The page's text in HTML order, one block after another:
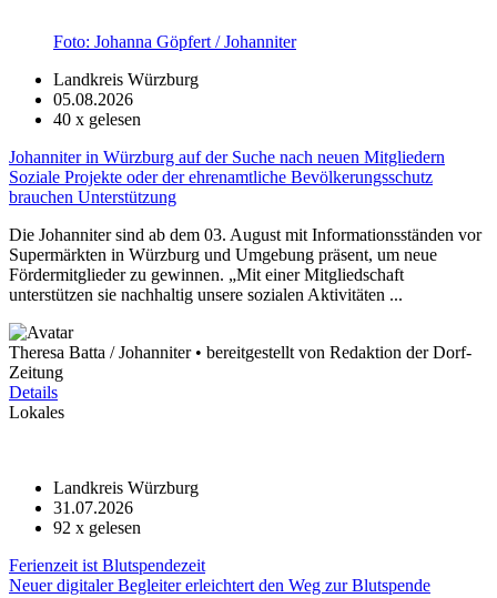
Foto: Johanna Göpfert / Johanniter
Landkreis Würzburg
05.08.2026
40 x gelesen
Johanniter in Würzburg auf der Suche nach neuen Mitgliedern
Soziale Projekte oder der ehrenamtliche Bevölkerungsschutz
brauchen Unterstützung
Die Johanniter sind ab dem 03. August mit Informationsständen vor
Supermärkten in Würzburg und Umgebung präsent, um neue
Fördermitglieder zu gewinnen. „Mit einer Mitgliedschaft
unterstützen sie nachhaltig unsere sozialen Aktivitäten ...
Theresa Batta / Johanniter • bereitgestellt von Redaktion der Dorf-
Zeitung
Details
Lokales
Landkreis Würzburg
31.07.2026
92 x gelesen
Ferienzeit ist Blutspendezeit
Neuer digitaler Begleiter erleichtert den Weg zur Blutspende